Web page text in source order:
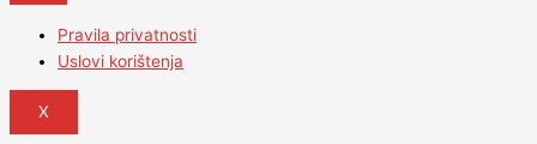
Pravila privatnosti
Uslovi korištenja
X